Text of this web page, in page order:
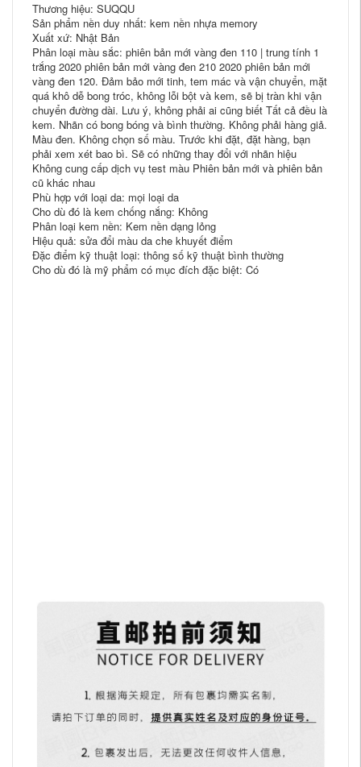
Thương hiệu: SUQQU
Sản phẩm nền duy nhất: kem nền nhựa memory
Xuất xứ: Nhật Bản
Phân loại màu sắc: phiên bản mới vàng đen 110 | trung tính 1
trắng 2020 phiên bản mới vàng đen 210 2020 phiên bản mới
vàng đen 120. Đảm bảo mới tinh, tem mác và vận chuyển, mặt
quá khô dễ bong tróc, không lỗi bột và kem, sẽ bị tràn khi vận
chuyển đường dài. Lưu ý, không phải ai cũng biết Tất cả đều là
kem. Nhãn có bong bóng và bình thường. Không phải hàng giả.
Màu đen. Không chọn số màu. Trước khi đặt, đặt hàng, bạn
phải xem xét bao bì. Sẽ có những thay đổi với nhãn hiệu
Không cung cấp dịch vụ test màu Phiên bản mới và phiên bản
cũ khác nhau
Phù hợp với loại da: mọi loại da
Cho dù đó là kem chống nắng: Không
Phân loại kem nền: Kem nền dạng lỏng
Hiệu quả: sửa đổi màu da che khuyết điểm
Đặc điểm kỹ thuật loại: thông số kỹ thuật bình thường
Cho dù đó là mỹ phẩm có mục đích đặc biệt: Có